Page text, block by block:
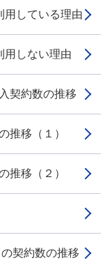
用している理由
用しない理由
契約数の推移
推移（１）
推移（２）
契約数の推移